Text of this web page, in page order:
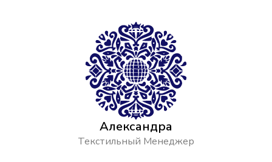
Александра
Текстильный Менеджер